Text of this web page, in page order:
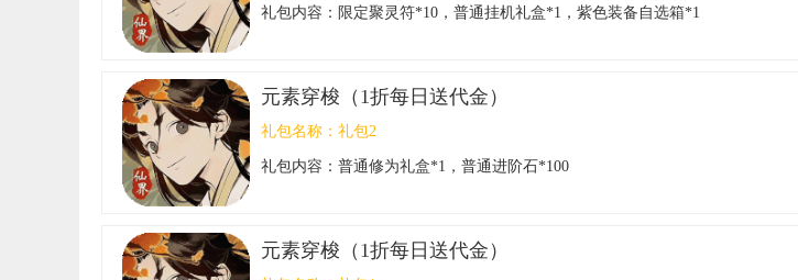
礼包内容： 限定聚灵符*10，普通挂机礼盒*1，紫色装备自选箱*1
元素穿梭（1折每日送代金）
礼包名称： 礼包2
礼包内容： 普通修为礼盒*1，普通进阶石*100
元素穿梭（1折每日送代金）